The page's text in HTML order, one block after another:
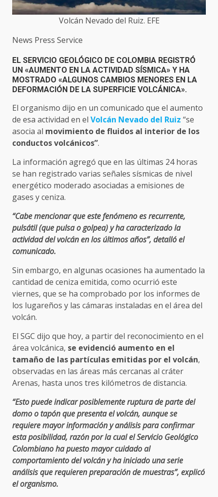
Volcán Nevado del Ruiz. EFE
News Press Service
EL SERVICIO GEOLÓGICO DE COLOMBIA REGISTRÓ
UN «AUMENTO EN LA ACTIVIDAD SÍSMICA» Y HA
MOSTRADO «ALGUNOS CAMBIOS MENORES EN LA
DEFORMACIÓN DE LA SUPERFICIE VOLCÁNICA».
El organismo dijo en un comunicado que el aumento
de esa actividad en el Volcán Nevado del Ruiz “se
asocia al movimiento de fluidos al interior de los
conductos volcánicos”.
La información agregó que en las últimas 24 horas
se han registrado varias señales sísmicas de nivel
energético moderado asociadas a emisiones de
gases y ceniza.
“Cabe mencionar que este fenómeno es recurrente,
pulsátil (que pulsa o golpea) y ha caracterizado la
actividad del volcán en los últimos años”, detalló el
comunicado.
Sin embargo, en algunas ocasiones ha aumentado la
cantidad de ceniza emitida, como ocurrió este
viernes, que se ha comprobado por los informes de
los lugareños y las cámaras instaladas en el área del
volcán.
El SGC dijo que hoy, a partir del reconocimiento en el
área volcánica, se evidenció aumento en el
tamaño de las partículas emitidas por el volcán,
observadas en las áreas más cercanas al cráter
Arenas, hasta unos tres kilómetros de distancia.
“Esto puede indicar posiblemente ruptura de parte del
domo o tapón que presenta el volcán, aunque se
requiere mayor información y análisis para confirmar
esta posibilidad, razón por la cual el Servicio Geológico
Colombiano ha puesto mayor cuidado al
comportamiento del volcán y ha iniciado una serie
análisis que requieren preparación de muestras”, explicó
el organismo.